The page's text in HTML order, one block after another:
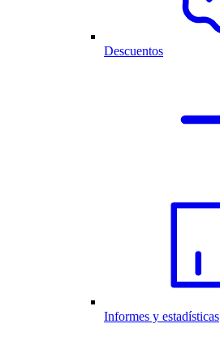
Descuentos
Informes y estadísticas